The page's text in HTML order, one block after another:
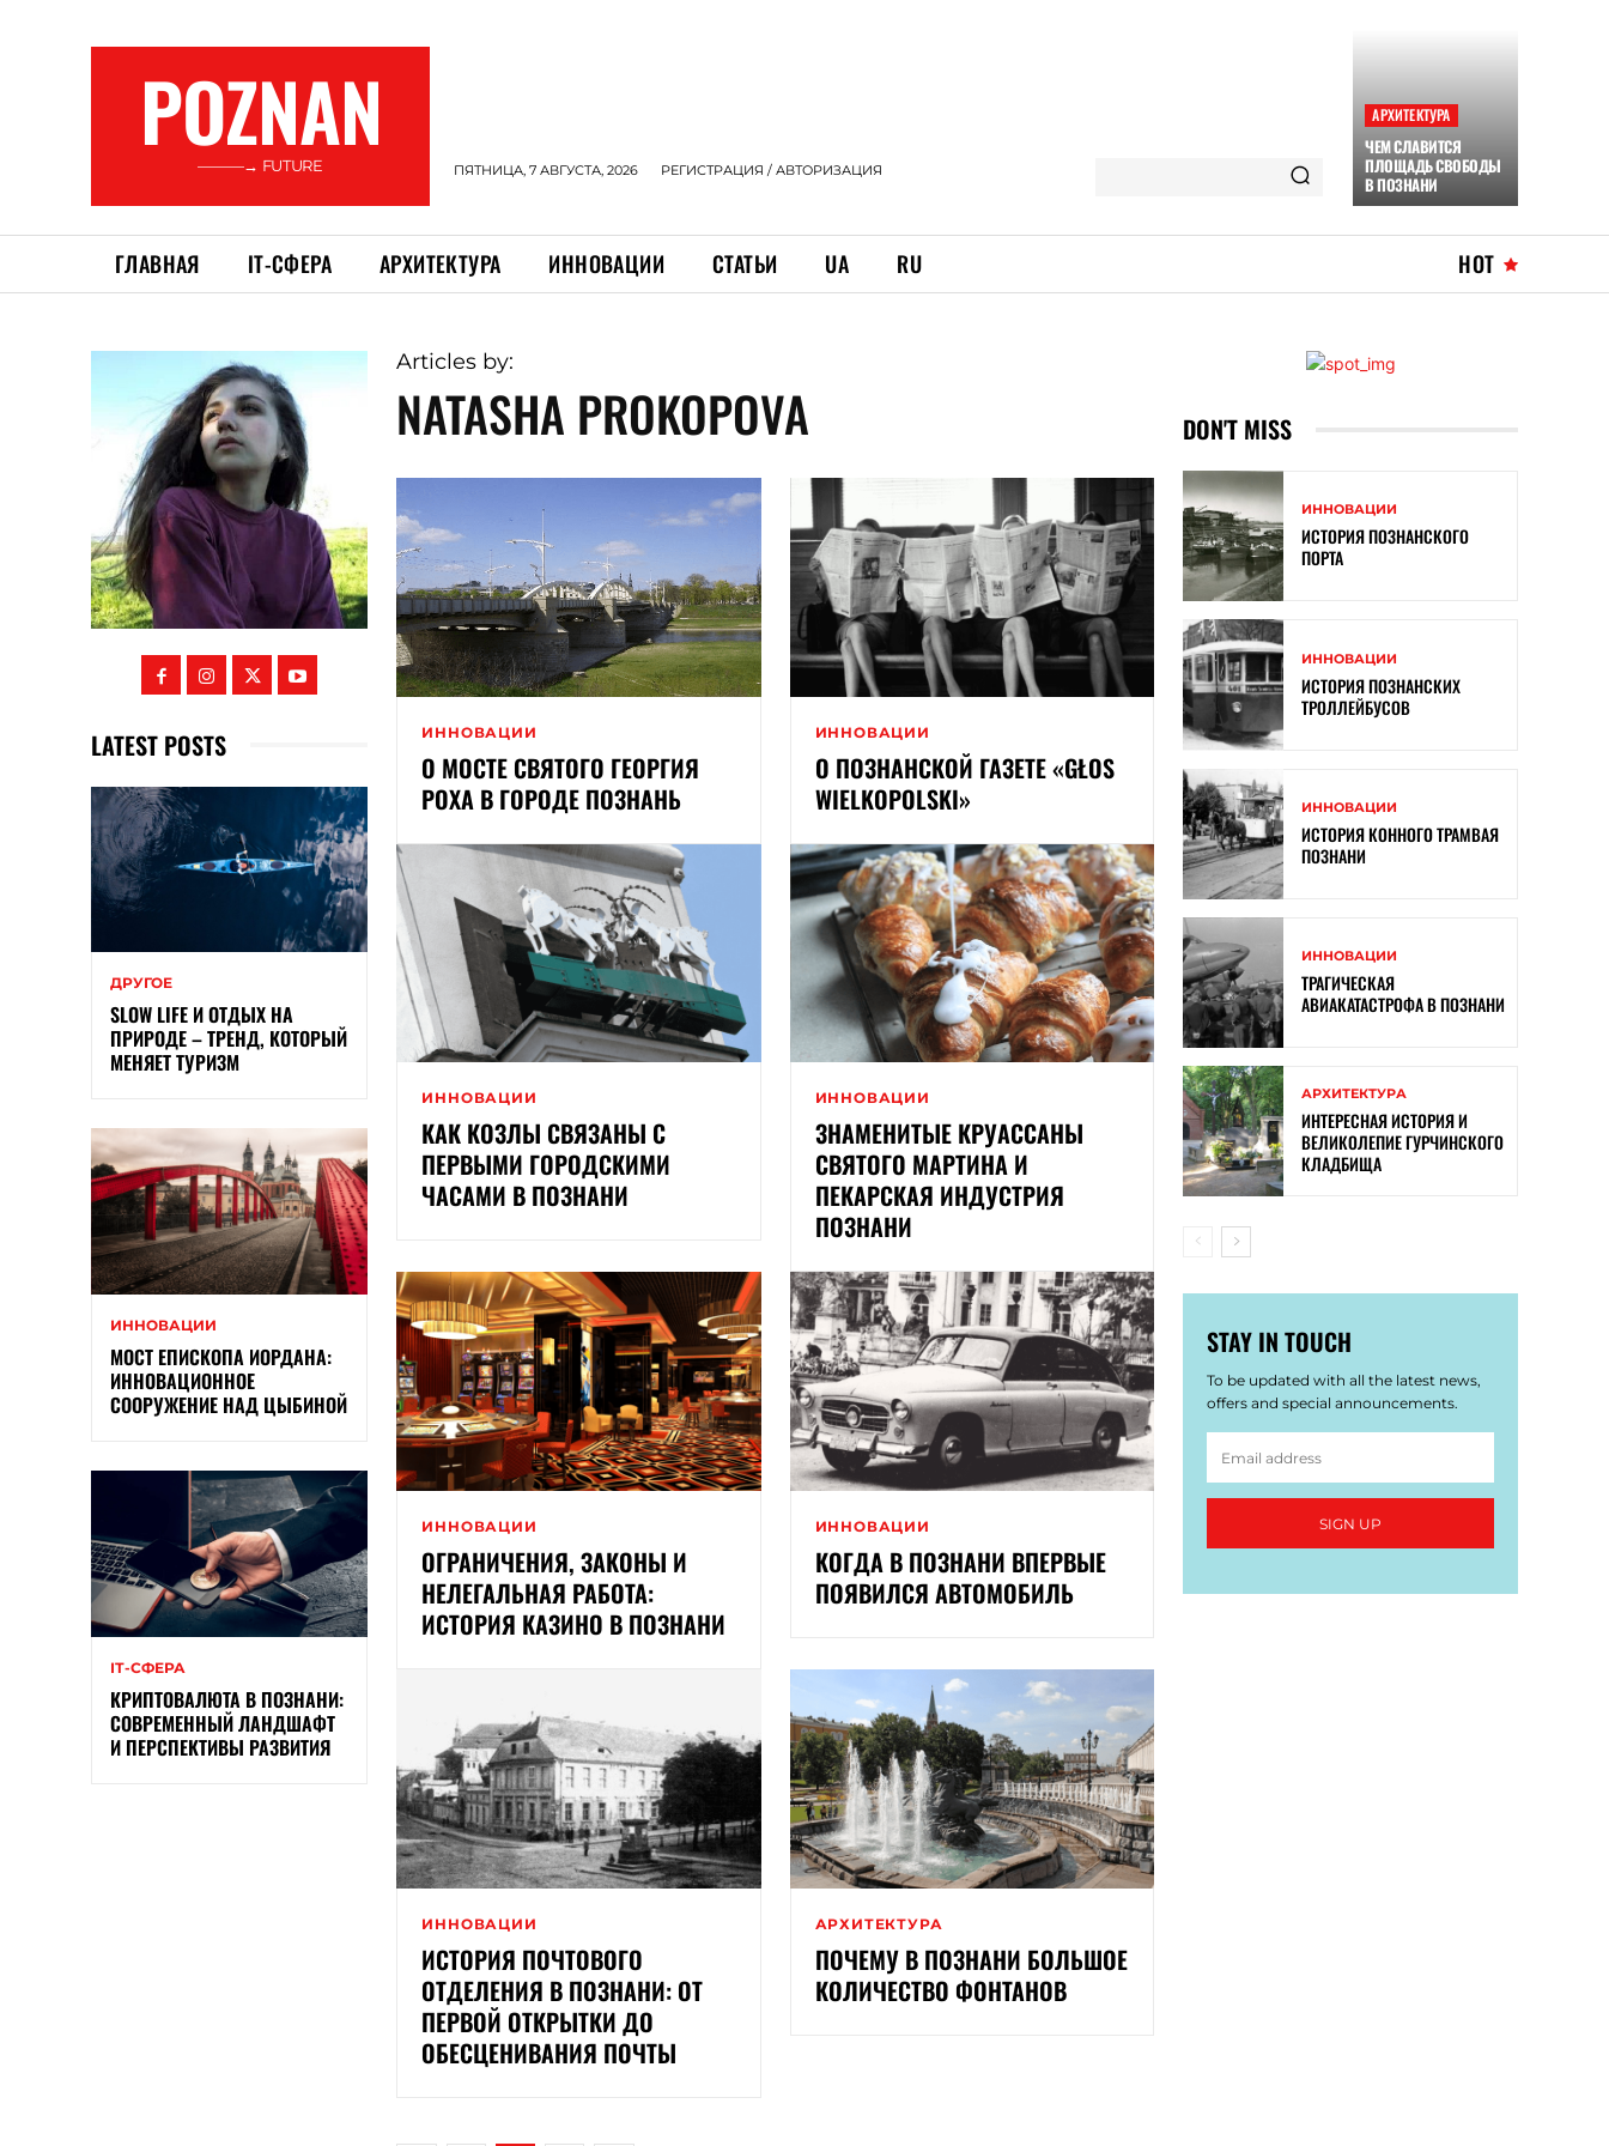
POZNAN
———→ FUTURE ПЯТНИЦА, 7 АВГУСТА, 2026 РЕГИСТРАЦИЯ / АВТОРИЗАЦИЯ
АРХИТЕКТУРА
ЧЕМ СЛАВИТСЯ
ПЛОЩАДЬ СВОБОДЫ
В ПОЗНАНИ
ГЛАВНАЯ ІТ-СФЕРА АРХИТЕКТУРА ИННОВАЦИИ СТАТЬИ UA RU HOT
LATEST POSTS
ДРУГОЕ
SLOW LIFE И ОТДЫХ НА
ПРИРОДЕ – ТРЕНД, КОТОРЫЙ
МЕНЯЕТ ТУРИЗМ
ИННОВАЦИИ
МОСТ ЕПИСКОПА ИОРДАНА:
ИННОВАЦИОННОЕ
СООРУЖЕНИЕ НАД ЦЫБИНОЙ
ІТ-СФЕРА
КРИПТОВАЛЮТА В ПОЗНАНИ:
СОВРЕМЕННЫЙ ЛАНДШАФТ
И ПЕРСПЕКТИВЫ РАЗВИТИЯ
Articles by:
NATASHA PROKOPOVA
ИННОВАЦИИ
О МОСТЕ СВЯТОГО ГЕОРГИЯ
РОХА В ГОРОДЕ ПОЗНАНЬ
ИННОВАЦИИ
О ПОЗНАНСКОЙ ГАЗЕТЕ «GŁOS
WIELKOPOLSKI»
ИННОВАЦИИ
КАК КОЗЛЫ СВЯЗАНЫ С
ПЕРВЫМИ ГОРОДСКИМИ
ЧАСАМИ В ПОЗНАНИ
ИННОВАЦИИ
ЗНАМЕНИТЫЕ КРУАССАНЫ
СВЯТОГО МАРТИНА И
ПЕКАРСКАЯ ИНДУСТРИЯ
ПОЗНАНИ
ИННОВАЦИИ
ОГРАНИЧЕНИЯ, ЗАКОНЫ И
НЕЛЕГАЛЬНАЯ РАБОТА:
ИСТОРИЯ КАЗИНО В ПОЗНАНИ
ИННОВАЦИИ
КОГДА В ПОЗНАНИ ВПЕРВЫЕ
ПОЯВИЛСЯ АВТОМОБИЛЬ
ИННОВАЦИИ
ИСТОРИЯ ПОЧТОВОГО
ОТДЕЛЕНИЯ В ПОЗНАНИ: ОТ
ПЕРВОЙ ОТКРЫТКИ ДО
ОБЕСЦЕНИВАНИЯ ПОЧТЫ
АРХИТЕКТУРА
ПОЧЕМУ В ПОЗНАНИ БОЛЬШОЕ
КОЛИЧЕСТВО ФОНТАНОВ
DON'T MISS
ИННОВАЦИИ
ИСТОРИЯ ПОЗНАНСКОГО
ПОРТА
ИННОВАЦИИ
ИСТОРИЯ ПОЗНАНСКИХ
ТРОЛЛЕЙБУСОВ
ИННОВАЦИИ
ИСТОРИЯ КОННОГО ТРАМВАЯ
ПОЗНАНИ
ИННОВАЦИИ
ТРАГИЧЕСКАЯ
АВИАКАТАСТРОФА В ПОЗНАНИ
АРХИТЕКТУРА
ИНТЕРЕСНАЯ ИСТОРИЯ И
ВЕЛИКОЛЕПИЕ ГУРЧИНСКОГО
КЛАДБИЩА
STAY IN TOUCH
To be updated with all the latest news,
offers and special announcements.
SIGN UP